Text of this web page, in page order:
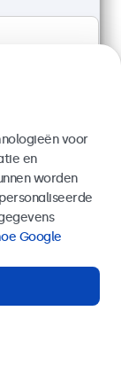
voor
en
worden
Google